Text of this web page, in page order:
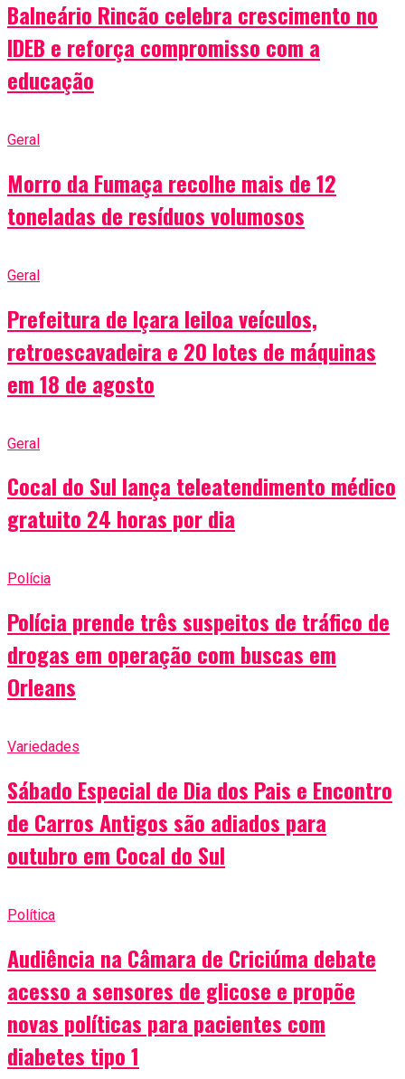
Balneário Rincão celebra crescimento no
IDEB e reforça compromisso com a
educação
Geral
Morro da Fumaça recolhe mais de 12
toneladas de resíduos volumosos
Geral
Prefeitura de Içara leiloa veículos,
retroescavadeira e 20 lotes de máquinas
em 18 de agosto
Geral
Cocal do Sul lança teleatendimento médico
gratuito 24 horas por dia
Polícia
Polícia prende três suspeitos de tráfico de
drogas em operação com buscas em
Orleans
Variedades
Sábado Especial de Dia dos Pais e Encontro
de Carros Antigos são adiados para
outubro em Cocal do Sul
Política
Audiência na Câmara de Criciúma debate
acesso a sensores de glicose e propõe
novas políticas para pacientes com
diabetes tipo 1